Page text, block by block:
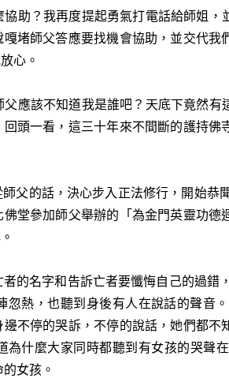
？我再度提起勇氣打電話給師姐，
堵師父答應要找機會協助，並交代
心。
該不知道我是誰吧？天底下竟然有
頭一看，這三十年來不間斷的護持
父的話，決心步入正法修行，開始恭
堂參加師父舉辦的「為金門英靈功
名字和告訴亡者要懺悔自己的過錯
熱，也聽到身後有人在說話的聲音
邊不停的哭訴，不停的說話，她們都
為什麼大家同時都聽到有女孩的哭聲
女孩。